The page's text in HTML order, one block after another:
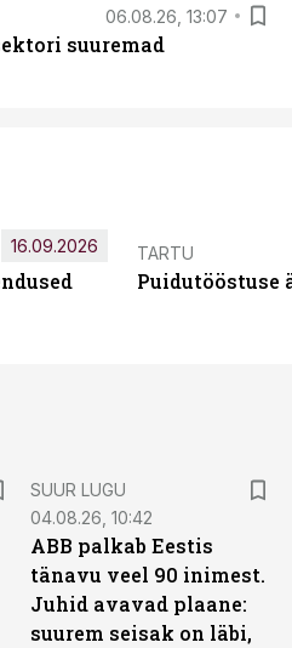
06.08.26, 13:07
suuremad
16.09.2026 TARTU
Puidutööstuse
SUUR LUGU
04.08.26, 10:42
ABB palkab Eestis
tänavu veel 90 inimest.
Juhid avavad plaane:
suurem seisak on läbi,